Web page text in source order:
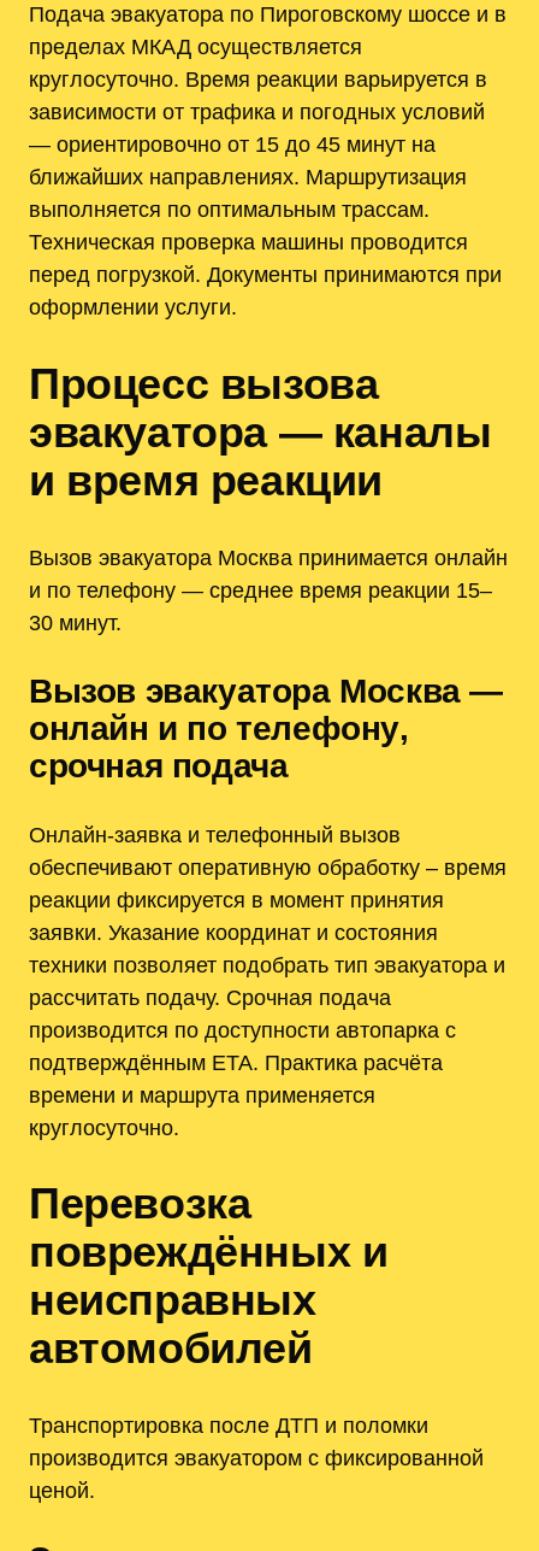
Подача эвакуатора по Пироговскому шоссе и в
пределах МКАД осуществляется
круглосуточно. Время реакции варьируется в
зависимости от трафика и погодных условий
— ориентировочно от 15 до 45 минут на
ближайших направлениях. Маршрутизация
выполняется по оптимальным трассам.
Техническая проверка машины проводится
перед погрузкой. Документы принимаются при
оформлении услуги.
Процесс вызова
эвакуатора — каналы
и время реакции
Вызов эвакуатора Москва принимается онлайн
и по телефону — среднее время реакции 15–
30 минут.
Вызов эвакуатора Москва —
онлайн и по телефону‚
срочная подача
Онлайн-заявка и телефонный вызов
обеспечивают оперативную обработку – время
реакции фиксируется в момент принятия
заявки. Указание координат и состояния
техники позволяет подобрать тип эвакуатора и
рассчитать подачу. Срочная подача
производится по доступности автопарка с
подтверждённым ETA. Практика расчёта
времени и маршрута применяется
круглосуточно.
Перевозка
повреждённых и
неисправных
автомобилей
Транспортировка после ДТП и поломки
производится эвакуатором с фиксированной
ценой.